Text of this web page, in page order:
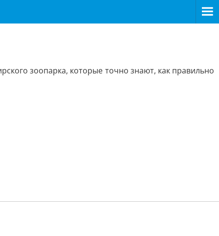
зоопарка, которые точно знают, как правильно